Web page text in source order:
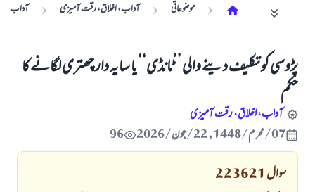
موضوعاتی آداب، اخلاق، رقت آمیزی آداب
پڑوسی کو تکلیف دینے والی ’’ٹانڈی‘‘ یا سایہ دار چھتری لگانے کا
حکم
آداب، اخلاق، رقت آمیزی
07/محرم/1448 , 22/جون/2026
96
سوال223621